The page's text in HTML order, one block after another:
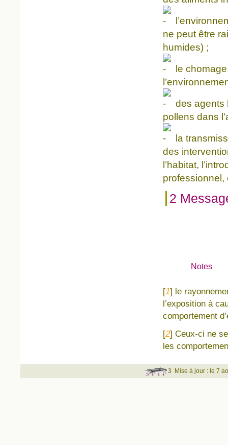
ne peut être
humides) ;
le
des agents
pollens dans
la
des
l’habitat,
professionnel,
2
Notes
[1] le
l’exposition à
comportement
[2] Ceux-ci ne
les
3 Mise à jour : le 7